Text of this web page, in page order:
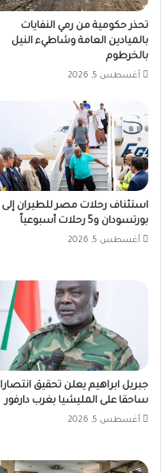
تحذر حكومية من رمي النفايات
بالميادين العامة وشاطيء النيل
بالخرطوم
أغسطس 5, 2026
استئناف رحلات مصر للطيران إلى
بورتسودان و5 رحلات أسبوعياً
أغسطس 5, 2026
جبريل ابراهيم يعلن تحقيق انتصارا
ساحقا على المليشيا بغرب دارفور
أغسطس 5, 2026